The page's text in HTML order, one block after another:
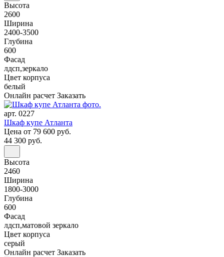
Высота
2600
Ширина
2400-3500
Глубина
600
Фасад
лдсп,зеркало
Цвет корпуса
белый
Онлайн расчет Заказать
арт. 0227
Шкаф купе Атланта
Цена от 79 600 руб.
44 300 руб.
Высота
2460
Ширина
1800-3000
Глубина
600
Фасад
лдсп,матовой зеркало
Цвет корпуса
серый
Онлайн расчет Заказать